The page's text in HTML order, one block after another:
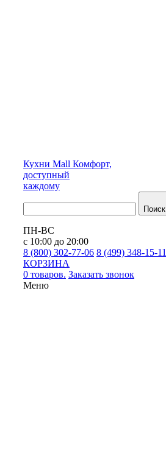
Кухни Mall Комфорт,
доступный
каждому
Поиск
ПН-ВС
с 10:00 до 20:00
8 (800) 302-77-06 8 (499) 348-15-11
КОРЗИНА
0 товаров. Заказать звонок
Меню